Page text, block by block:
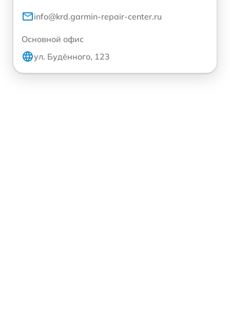
info@krd.garmin-repair-center.ru
Основной офис
ул. Будённого, 123